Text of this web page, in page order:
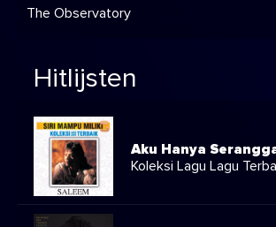
The Observatory
Hitlijsten
Aku Hanya
Koleksi Lagu Lagu